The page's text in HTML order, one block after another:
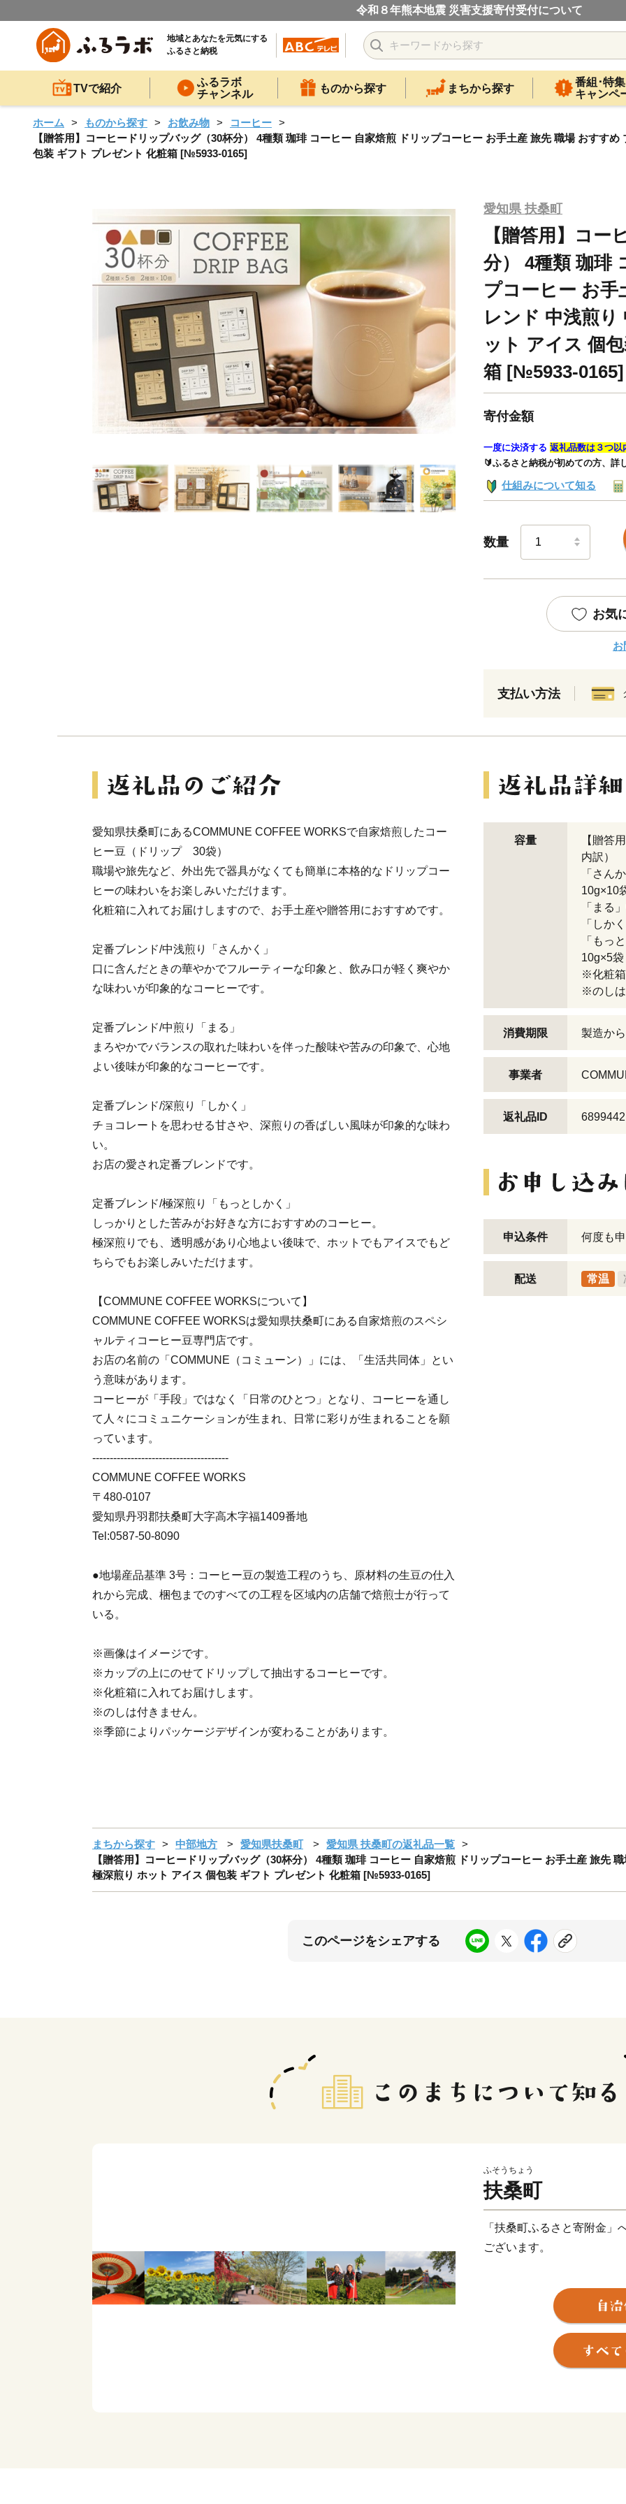
令和８年熊本地震 災害支援寄付受付について
地域とあなたを元気にする
ふるさと納税
TVで紹介
ふるラボ
チャンネル
ものから探す まちから探す
番組･特集
キャンペ
ホーム ものから探す お飲み物
コーヒー
【贈答用】コーヒードリップバッグ（30杯分） 4種類 珈琲 コーヒー 自家焙煎 ドリップコーヒー お手土産 旅先 職場 おすす
包装 ギフト プレゼント 化粧箱 [№5933-0165]
愛知県 扶桑町
【贈答用】コー
分） 4種類 珈琲
プコーヒー お手
レンド 中浅煎り
ット アイス 個
箱 [№5933-0165]
寄付金額
一度に決済する 返礼品数は３つ以
🔰ふるさと納税が初めての方、詳
仕組みについて知る
数量
お気
お
支払い方法
愛知県扶桑町にあるCOMMUNE COFFEE WORKSで自家焙煎したコー
ヒー豆（ドリップ 30袋）
職場や旅先など、外出先で器具がなくても簡単に本格的なドリップコー
ヒーの味わいをお楽しみいただけます。
化粧箱に入れてお届けしますので、お手土産や贈答用におすすめです。
定番ブレンド/中浅煎り「さんかく」
口に含んだときの華やかでフルーティーな印象と、飲み口が軽く爽やか
な味わいが印象的なコーヒーです。
定番ブレンド/中煎り「まる」
まろやかでバランスの取れた味わいを伴った酸味や苦みの印象で、心地
よい後味が印象的なコーヒーです。
定番ブレンド/深煎り「しかく」
チョコレートを思わせる甘さや、深煎りの香ばしい風味が印象的な味わ
い。
お店の愛され定番ブレンドです。
定番ブレンド/極深煎り「もっとしかく」
しっかりとした苦みがお好きな方におすすめのコーヒー。
極深煎りでも、透明感があり心地よい後味で、ホットでもアイスでもど
ちらでもお楽しみいただけます。
【COMMUNE COFFEE WORKSについて】
COMMUNE COFFEE WORKSは愛知県扶桑町にある自家焙煎のスペシ
ャルティコーヒー豆専門店です。
お店の名前の「COMMUNE（コミューン）」には、「生活共同体」とい
う意味があります。
コーヒーが「手段」ではなく「日常のひとつ」となり、コーヒーを通し
て人々にコミュニケーションが生まれ、日常に彩りが生まれることを願
っています。
---------------------------------------
COMMUNE COFFEE WORKS
〒480-0107
愛知県丹羽郡扶桑町大字高木字福1409番地
Tel:0587-50-8090
●地場産品基準 3号：コーヒー豆の製造工程のうち、原材料の生豆の仕入
れから完成、梱包までのすべての工程を区域内の店舗で焙煎士が行って
いる。
※画像はイメージです。
※カップの上にのせてドリップして抽出するコーヒーです。
※化粧箱に入れてお届けします。
※のしは付きません。
※季節によりパッケージデザインが変わることがあります。
容量
【贈答
内訳）
「さん
10g×10
「まる
「しか
「もっ
10g×5袋
※化粧箱
※のしは
消費期限 製造か
事業者
返礼品ID 6899442
申込条件 何度も
配送 常温
まちから探す 中部地方 愛知県扶桑町
愛知県 扶桑町の返礼品一覧
【贈答用】コーヒードリップバッグ（30杯分） 4種類 珈琲 コーヒー 自家焙煎 ドリップコーヒー お手土産 旅先
極深煎り ホット アイス 個包装 ギフト プレゼント 化粧箱 [№5933-0165]
このページをシェアする
ふそうちょう
扶桑町
「扶桑町ふるさと寄附金」
ございます。
《ちょうどいい”田舎”》
扶桑町は、愛知県の北西部
帯で、近年は名古屋市への
て発展してきました。
町の中心地は幹線道路が走